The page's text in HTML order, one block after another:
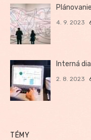
4. 9. 2023
Interná
2. 8. 2023
TÉMY